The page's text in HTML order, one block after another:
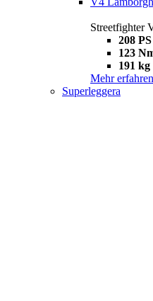
Streetfighter
208 PS
123
191 kg
Mehr erfahren
Superleggera